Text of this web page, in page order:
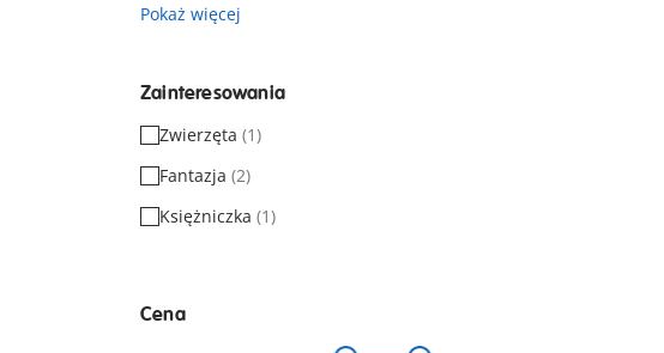
Pokaż więcej
Zainteresowania
Zwierzęta (1)
Fantazja (2)
Księżniczka (1)
Cena